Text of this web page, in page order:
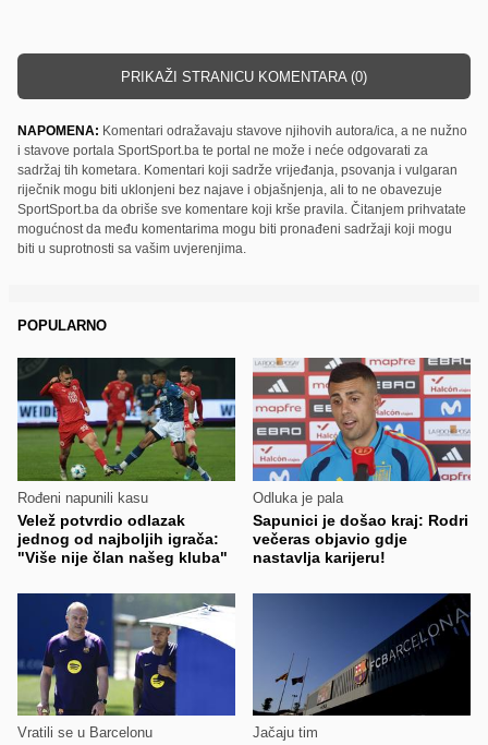
PRIKAŽI STRANICU KOMENTARA (0)
NAPOMENA: Komentari odražavaju stavove njihovih autora/ica, a ne nužno
i stavove portala SportSport.ba te portal ne može i neće odgovarati za
sadržaj tih kometara. Komentari koji sadrže vrijeđanja, psovanja i vulgaran
riječnik mogu biti uklonjeni bez najave i objašnjenja, ali to ne obavezuje
SportSport.ba da obriše sve komentare koji krše pravila. Čitanjem prihvatate
mogućnost da među komentarima mogu biti pronađeni sadržaji koji mogu
biti u suprotnosti sa vašim uvjerenjima.
POPULARNO
Rođeni napunili kasu
Velež potvrdio odlazak
jednog od najboljih igrača:
"Više nije član našeg kluba"
Odluka je pala
Sapunici je došao kraj: Rodri
večeras objavio gdje
nastavlja karijeru!
Vratili se u Barcelonu Jačaju tim